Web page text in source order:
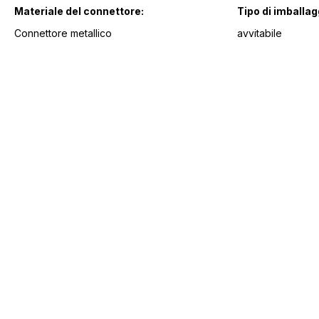
Materiale del connettore:
Connettore metallico
Tipo di
avvitabile